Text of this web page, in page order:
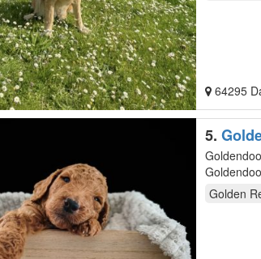
64295
5.
Goldendoodle Welpen Standard
Golden